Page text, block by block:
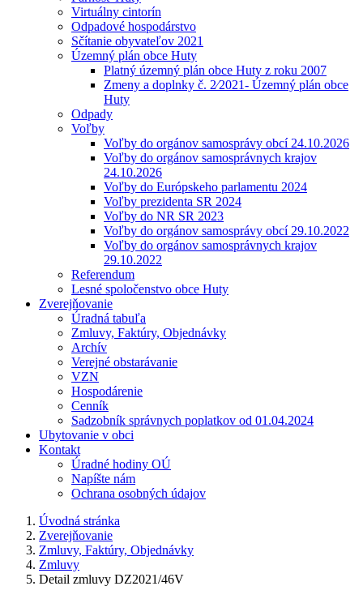
Virtuálny cintorín
Odpadové hospodárstvo
Sčítanie obyvateľov 2021
Územný plán obce Huty
Platný územný plán obce Huty z roku 2007
Zmeny a doplnky č. 2⁄2021- Územný plán obce
Huty
Odpady
Voľby
Voľby do orgánov samosprávy obcí 24.10.2026
Voľby do orgánov samosprávnych krajov
24.10.2026
Voľby do Európskeho parlamentu 2024
Voľby prezidenta SR 2024
Voľby do NR SR 2023
Voľby do orgánov samosprávy obcí 29.10.2022
Voľby do orgánov samosprávnych krajov
29.10.2022
Referendum
Lesné spoločenstvo obce Huty
Zverejňovanie
Úradná tabuľa
Zmluvy, Faktúry, Objednávky
Archív
Verejné obstarávanie
VZN
Hospodárenie
Cenník
Sadzobník správnych poplatkov od 01.04.2024
Ubytovanie v obci
Kontakt
Úradné hodiny OÚ
Napíšte nám
Ochrana osobných údajov
Úvodná stránka
Zverejňovanie
Zmluvy, Faktúry, Objednávky
Zmluvy
Detail zmluvy DZ2021/46V